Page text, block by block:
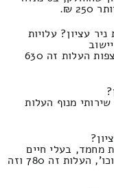
עציון? עלויות
במיזוג של שירותי מנוף והעמסה ע"ג המרצפות העלות זה 630
מנוף העלות
מחמד, בעלי חיים
בלתי מבויתים, פרות, עגלים, חמורים וכו' וכו', העלות זה 780 וזה